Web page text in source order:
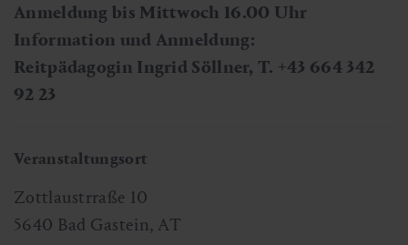
Anmeldung bis Mittwoch 16.00 Uhr
Information und Anmeldung:
Reitpädagogin Ingrid Söllner, T. +43 664 342
92 23
Veranstaltungsort
Zottlaustrraße 10
5640 Bad Gastein, AT